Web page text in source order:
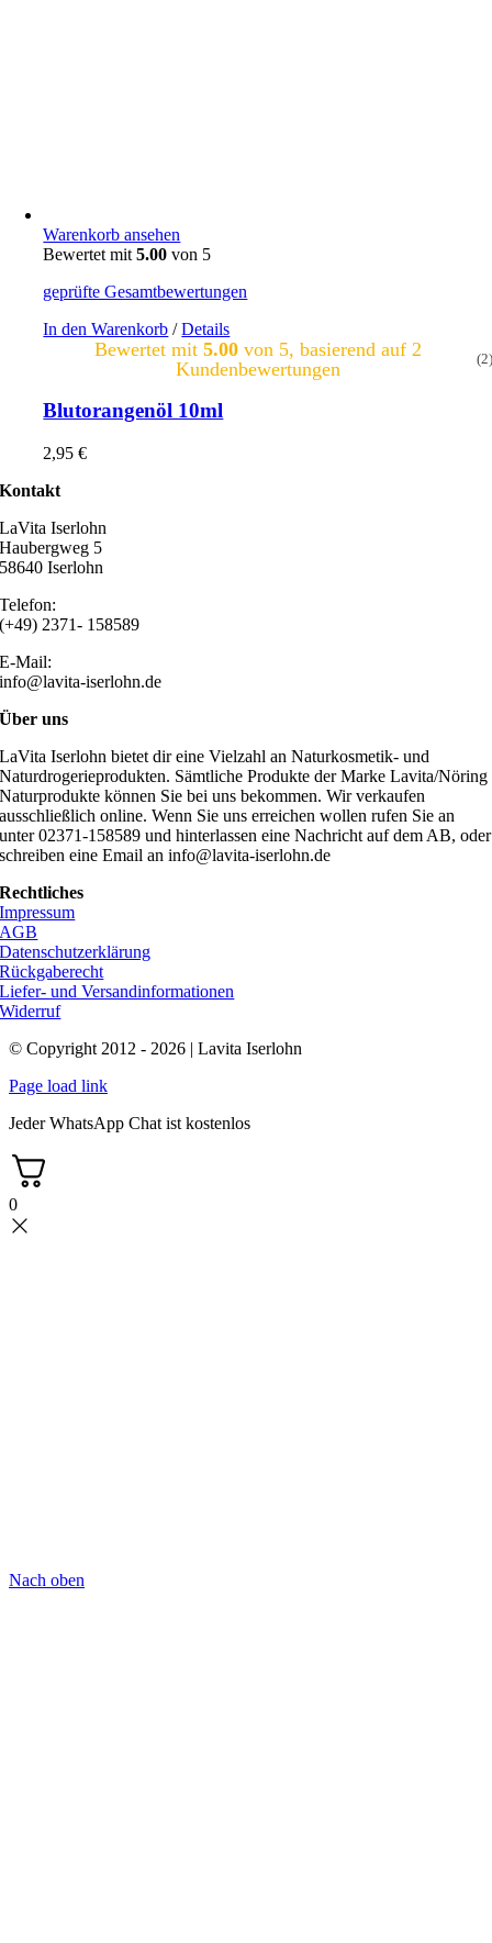
Warenkorb ansehen
Bewertet mit5.00 von 5
geprüfte Gesamtbewertungen
In den Warenkorb / Details
Bewertet mit 5.00von 5, basierend auf 2
Kundenbewertungen
(2)
Blutorangenöl 10ml
2,95€
Kontakt
LaVita Iserlohn
Haubergweg 5
58640 Iserlohn
Telefon:
(+49) 2371- 158589
E-Mail:
info@lavita-iserlohn.de
Über uns
LaVita Iserlohn bietet dir eine Vielzahl an Naturkosmetik- und
Naturdrogerieprodukten. Sämtliche Produkte der Marke Lavita/Nöring
Naturprodukte können Sie bei uns bekommen. Wir verkaufen
ausschließlich online. Wenn Sie uns erreichen wollen rufen Sie an
unter 02371-158589 und hinterlassen eine Nachricht auf dem AB, oder
schreiben eine Email an info@lavita-iserlohn.de
Rechtliches
Impressum
AGB
Datenschutzerklärung
Rückgaberecht
Liefer- und Versandinformationen
Widerruf
© Copyright 2012 - 2026 | Lavita Iserlohn
Page load link
Jeder WhatsApp Chat ist kostenlos
0
Nach oben